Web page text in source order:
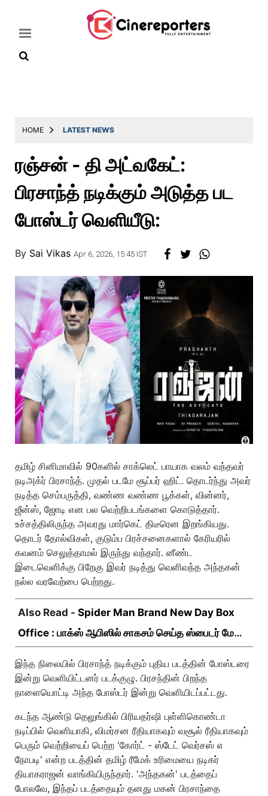
Latest
Throwback
Television
Reviews
Story
HOME LATEST NEWS
ரஞ்சன் - தி அட்வகேட்:
பிரசாந்த் நடிக்கும் அடுத்த பட
போஸ்டர் வெளியீடு:
By Sai Vikas Apr 6, 2026, 15:45 IST
தமிழ் சினிமாவில் 90களில் சாக்லெட் பாயாக வலம் வந்தவர்
நடிஅக்ர் பிரசாந்த். முதல் படமே சூப்பர் ஹிட். தொடர்ந்து அவர்
நடித்த செம்பருத்தி, வண்ண வண்ண பூக்கள், வின்னர்,
ஜீன்ஸ், ஜோடி என பல வெற்றிபடங்களை கொடுத்தார்.
உச்சத்திலிருந்த அவரது மார்கெட் திடீரென இறங்கியது.
தொடர் தோல்விகள், குடும்ப பிரச்சனைகளால் கேரியரில்
கவனம் செலுத்தாமல் இருந்து வந்தார். னீண்ட
இடைவெளிக்கு பிறேகு இவர் நடித்து வெளிவந்த அந்தகன்
நல்ல வரவேற்பை பெற்றது.
Also Read - Spider Man Brand New Day Box
Office : பாக்ஸ் ஆபிஸில் சாகசம் செய்த ஸ்பைடர் மேன்
இந்த நிலையில் பிரசாந்த் நடிக்கும் புதிய படத்தின் போஸ்டரை
இன்று வெளியிட்டனர் படக்குழு. பிரசந்தின் பிறந்த
நாளையொட்டி அந்த போஸ்டர் இன்று வெளியிடப்பட்டது.
கடந்த ஆண்டு தெலுங்கில் பிரியதர்ஷி புள்ளிகொண்டா
நடிப்பில் வெளியாகி, விமர்சன ரீதியாகவும் வசூல் ரீதியாகவும்
பெரும் வெற்றியைப் பெற்ற 'கோர்ட் - ஸ்டேட் வெர்சஸ் எ
நோபடி' என்ற படத்தின் தமிழ் ரீமேக் உரிமையை நடிகர்
தியாகராஜன் வாங்கியிருந்தார். 'அந்தகன்' படத்தைப்
போலவே, இந்தப் படத்தையும் தனது மகன் பிரசாந்தை